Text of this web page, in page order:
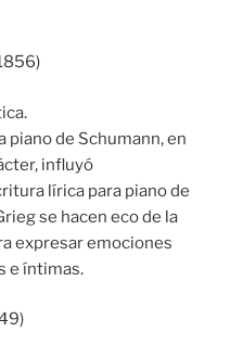
piano de Schumann, en
influyó
lírica para piano de
se hacen eco de la
expresar emociones
e íntimas.